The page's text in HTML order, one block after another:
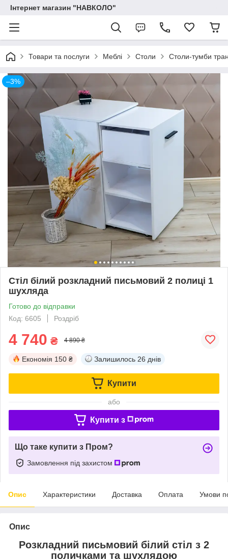
Інтернет магазин "НАВКОЛО"
Товари та послуги Меблі Столи Столи-тумби
–3%
Стіл білий розкладний письмовий 2 полиці 1
шухляда
Готово до відправки
Код: 6605
Роздріб
4 740 ₴ 4 890 ₴
Економія 150 ₴ Залишилось 26 днів
Купити
або
Купити з
Що таке купити з Пром?
Замовлення під захистом
Опис Характеристики Доставка Оплата Умови
Опис
Розкладний письмовий білий стіл з 2
поличками та шухлядою